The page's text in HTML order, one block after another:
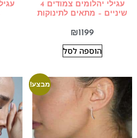
עגילי יהלומים צמודים 4
שיניים – מתאים לתינוקות
₪1199
הוספה לסל
מבצע!